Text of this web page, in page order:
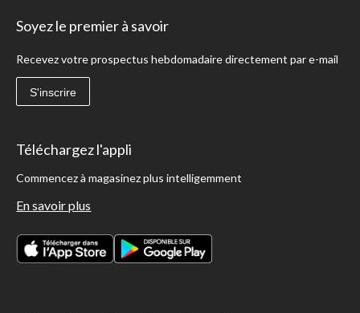
Soyez le premier à savoir
Recevez votre prospectus hebdomadaire directement par e-mail
S'inscrire
Téléchargez l'appli
Commencez à magasinez plus intelligemment
En savoir plus